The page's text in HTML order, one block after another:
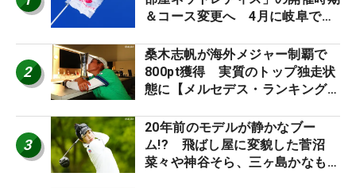
＆コース変更へ 4月に岐阜で開
2
桑木志帆が海外メジャー制覇で
800pt獲得 実質のトップ独走状
態に【メルセデス・ランキング番
3
20年前のモデルが静かなブー
ム!? 飛ばし屋に変貌した菅沼
菜々や神谷そら、三ヶ島かなも使